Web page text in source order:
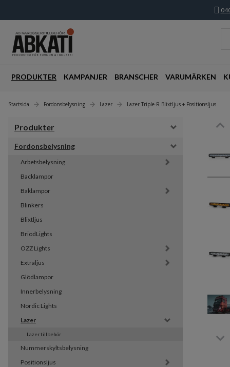
PRODUKTER KAMPANJER BRANSCHER VARUMÄRKEN
Startsida Fordonsbelysning Lazer Lazer Triple-R Blixtljus + Positionsljus
Produkter
Fordonsbelysning
Arbetsbelysning
Backlampor
Baklampor
Blinkers
Blixtljus
BriodLights
OZZ Lights
Extraljus
Glödlampor
Innerbelysning
Nordic Lights
Lazer
Lazer tillbehör
Nummerskyltsbelysning
Positionsljus